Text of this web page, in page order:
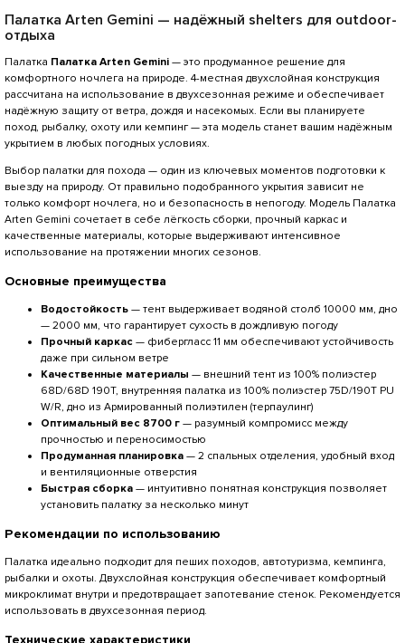
Палатка Arten Gemini — надёжный shelters для outdoor-
отдыха
Палатка Палатка Arten Gemini — это продуманное решение для
комфортного ночлега на природе. 4-местная двухслойная конструкция
рассчитана на использование в двухсезонная режиме и обеспечивает
надёжную защиту от ветра, дождя и насекомых. Если вы планируете
поход, рыбалку, охоту или кемпинг — эта модель станет вашим надёжным
укрытием в любых погодных условиях.
Выбор палатки для похода — один из ключевых моментов подготовки к
выезду на природу. От правильно подобранного укрытия зависит не
только комфорт ночлега, но и безопасность в непогоду. Модель Палатка
Arten Gemini сочетает в себе лёгкость сборки, прочный каркас и
качественные материалы, которые выдерживают интенсивное
использование на протяжении многих сезонов.
Основные преимущества
Водостойкость — тент выдерживает водяной столб 10000 мм, дно
— 2000 мм, что гарантирует сухость в дождливую погоду
Прочный каркас — фибергласс 11 мм обеспечивают устойчивость
даже при сильном ветре
Качественные материалы — внешний тент из 100% полиэстер
68D/68D 190T, внутренняя палатка из 100% полиэстер 75D/190T PU
W/R, дно из Армированный полиэтилен (терпаулинг)
Оптимальный вес 8700 г — разумный компромисс между
прочностью и переносимостью
Продуманная планировка — 2 спальных отделения, удобный вход
и вентиляционные отверстия
Быстрая сборка — интуитивно понятная конструкция позволяет
установить палатку за несколько минут
Рекомендации по использованию
Палатка идеально подходит для пеших походов, автотуризма, кемпинга,
рыбалки и охоты. Двухслойная конструкция обеспечивает комфортный
микроклимат внутри и предотвращает запотевание стенок. Рекомендуется
использовать в двухсезонная период.
Технические характеристики